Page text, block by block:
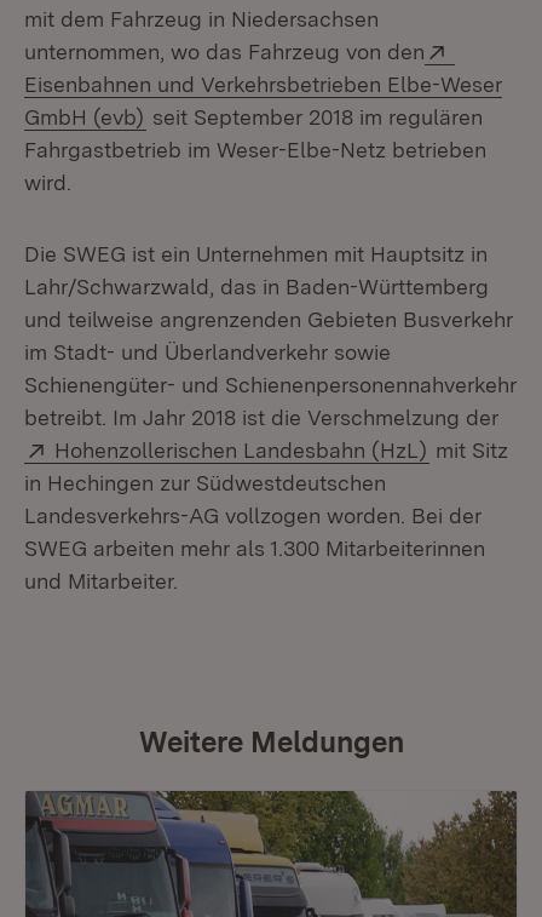
mit dem Fahrzeug in Niedersachsen
unternommen, wo das Fahrzeug von den
Eisenbahnen und Verkehrsbetrieben Elbe-Weser
GmbH (evb) (Öffnet in neuem Fenster)
seit September 2018 im regulären
Fahrgastbetrieb im Weser-Elbe-Netz betrieben
wird.
Die SWEG ist ein Unternehmen mit Hauptsitz in
Lahr/Schwarzwald, das in Baden-Württemberg
und teilweise angrenzenden Gebieten Busverkehr
im Stadt- und Überlandverkehr sowie
Schienengüter- und Schienenpersonennahverkehr
betreibt. Im Jahr 2018 ist die Verschmelzung der
Extern:
Hohenzollerischen Landesbahn (HzL) (Öffnet in
mit Sitz
in Hechingen zur Südwestdeutschen
Landesverkehrs-AG vollzogen worden. Bei der
SWEG arbeiten mehr als 1.300 Mitarbeiterinnen
und Mitarbeiter.
Weitere Meldungen